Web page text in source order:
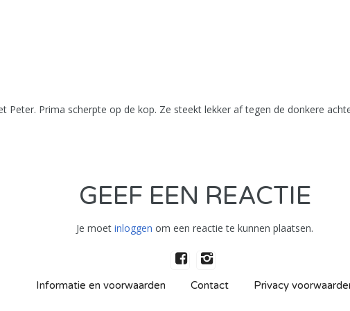
Peter. Prima scherpte op de kop. Ze steekt lekker af tegen de donkere
GEEF EEN REACTIE
Je moet inloggen om een reactie te kunnen plaatsen.
Informatie en voorwaarden Contact Privacy